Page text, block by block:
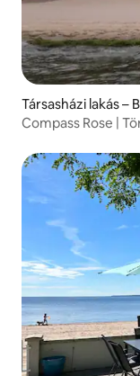
Társasházi lakás –
Compass Rose |